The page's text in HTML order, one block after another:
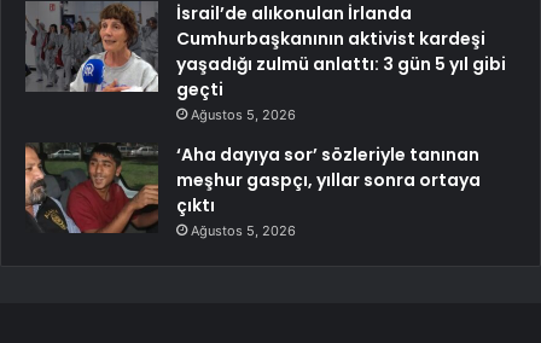
İsrail’de alıkonulan İrlanda
Cumhurbaşkanının aktivist kardeşi
yaşadığı zulmü anlattı: 3 gün 5 yıl gibi
geçti
Ağustos 5, 2026
‘Aha dayıya sor’ sözleriyle tanınan
meşhur gaspçı, yıllar sonra ortaya
çıktı
Ağustos 5, 2026